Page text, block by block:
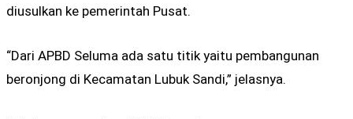
diusulkan ke pemerintah Pusat.
“Dari APBD Seluma ada satu titik yaitu pembangunan
beronjong di Kecamatan Lubuk Sandi,” jelasnya.